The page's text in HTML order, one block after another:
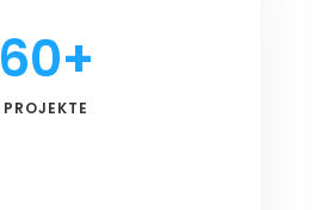
60+
PROJEKTE